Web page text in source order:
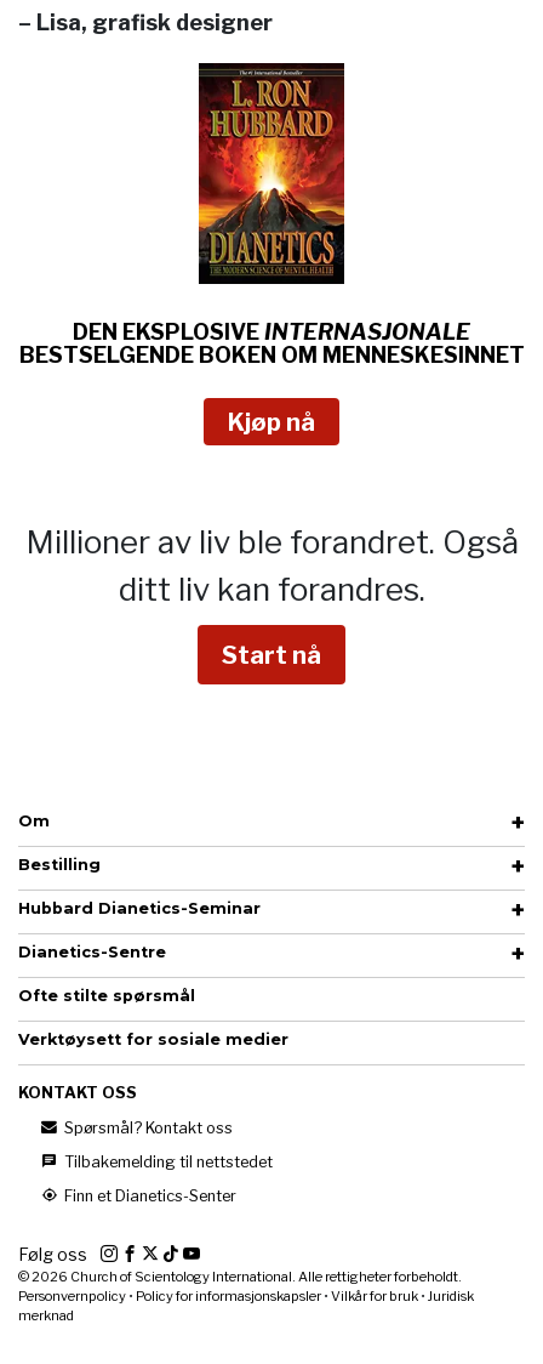
– Lisa, grafisk designer
DEN EKSPLOSIVEINTERNASJONALE
BESTSELGENDE BOKEN OM MENNESKESINNET
Kjøp nå
Millioner av liv ble forandret. Også
ditt liv kan forandres.
Start nå
Om
Bestilling
Hubbard Dianetics-Seminar
Dianetics-Sentre
Ofte stilte spørsmål
Verktøysett for sosiale medier
KONTAKT OSS
Spørsmål? Kontakt oss
Tilbakemelding til nettstedet
Finn et Dianetics-Senter
Følg oss
© 2026 Church of Scientology International. Alle rettigheter forbeholdt.
Personvernpolicy • Policy for informasjonskapsler• Vilkår for bruk • Juridisk
merknad